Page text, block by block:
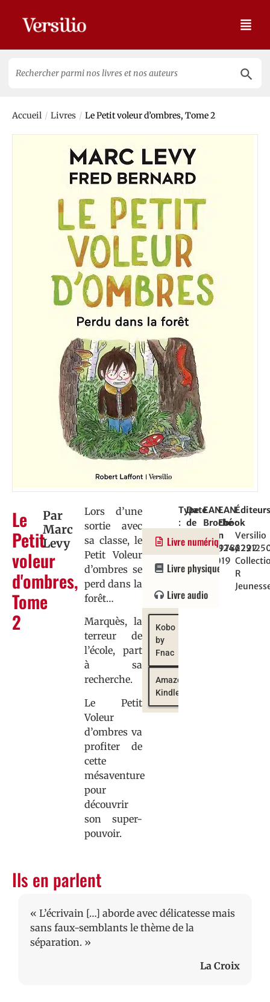
for:
Accueil / Livres / Le Petit voleur d’ombres, Tome 2
Le
Petit
voleur
d'ombres,
Tome
2
Par
Marc
Levy
Lors d’une
sortie avec
sa classe, le
Petit Voleur
d’ombres se
perd dans la
forêt…
Marquès, la
terreur de
l’école, part
à sa
recherche.
Le Petit
Voleur
d’ombres va
profiter de
cette
mésaventure
pour
découvrir
son super-
pouvoir.
Livre numérique
Livre physique
Livre audio
Kobo
by
Fnac
Amazon
Kindle
Type
:
Roman
Date
de
parution
:
21/11/2019
EAN
Broché
:
2221246292
EAN
Ebook
:
Éditeurs
:
Versilio
/
R
Ils en parlent
« L’écrivain […] aborde avec délicatesse mais
sans faux-semblants le thème de la
séparation. »
La Croix